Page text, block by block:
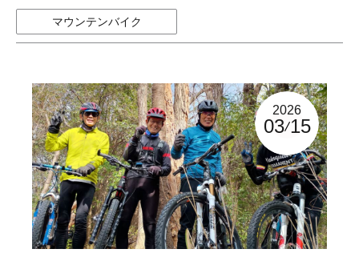
マウンテンバイク
2026
03 15